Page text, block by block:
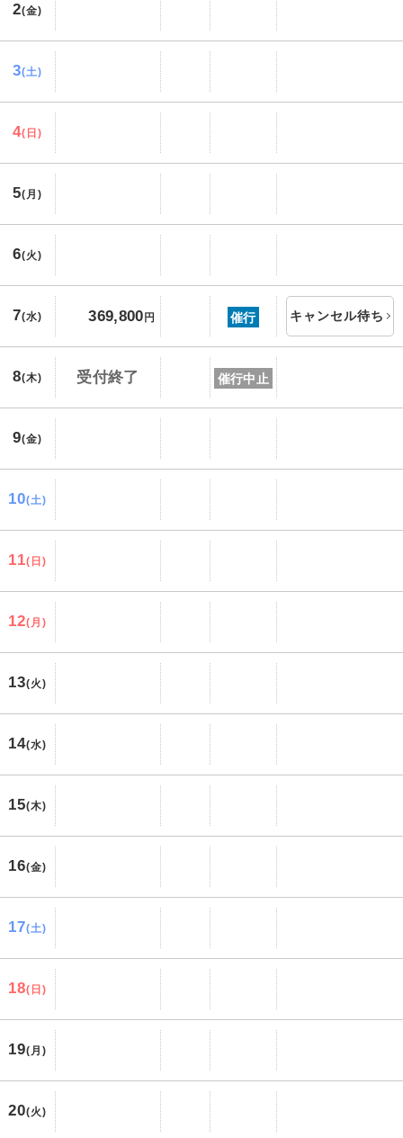
2(金)
3(土)
4(日)
5(月)
6(火)
7(水) 369,800円 催行 キャンセル待ち
8(木) 受付終了 催行中止
9(金)
10(土)
11(日)
12(月)
13(火)
14(水)
15(木)
16(金)
17(土)
18(日)
19(月)
20(火)